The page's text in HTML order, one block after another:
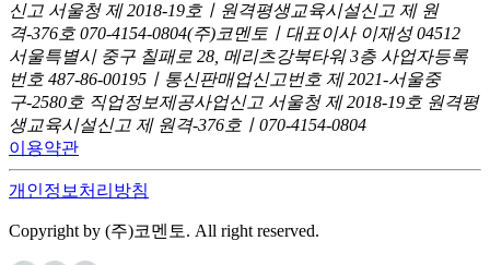
신고 서울청 제 2018-19호ㅣ원격평생교육시설신고 제 원
격-376호 070-4154-0804(주)코멘토ㅣ대표이사 이재성 04512
서울특별시 중구 칠패로 28, 메리츠강북타워 3층 사업자등록
번호 487-86-00195ㅣ통신판매업신고번호 제 2021-서울중
구-2580호 직업정보제공사업신고 서울청 제 2018-19호 원격평
생교육시설신고 제 원격-376호ㅣ070-4154-0804
이용약관
개인정보처리방침
Copyright by (주)코멘토. All right reserved.